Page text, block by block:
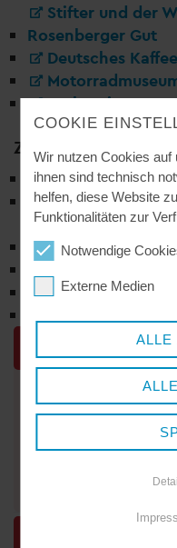
Stifter und der
Rosenberger Gut
Deutsches
ZWISCHENDRIN
Naturpark-
Heimatmuseum
Die Gläsernen
Skulpturenpark
Graphit
Sachgebiet 20 -
Gabriela
E-Mail schreiben
COOKIE
Wir nutzen Cookies auf
ihnen sind technisch
helfen, diese Website
Funktionalitäten zur
Notwendige
Externe Medien
ALLE